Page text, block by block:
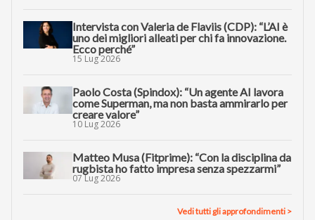
Intervista con Valeria de Flaviis (CDP): “L’AI è
uno dei migliori alleati per chi fa innovazione.
Ecco perché”
15 Lug 2026
Paolo Costa (Spindox): “Un agente AI lavora
come Superman, ma non basta ammirarlo per
creare valore”
10 Lug 2026
Matteo Musa (Fitprime): “Con la disciplina da
rugbista ho fatto impresa senza spezzarmi”
07 Lug 2026
Vedi tutti gli approfondimenti >